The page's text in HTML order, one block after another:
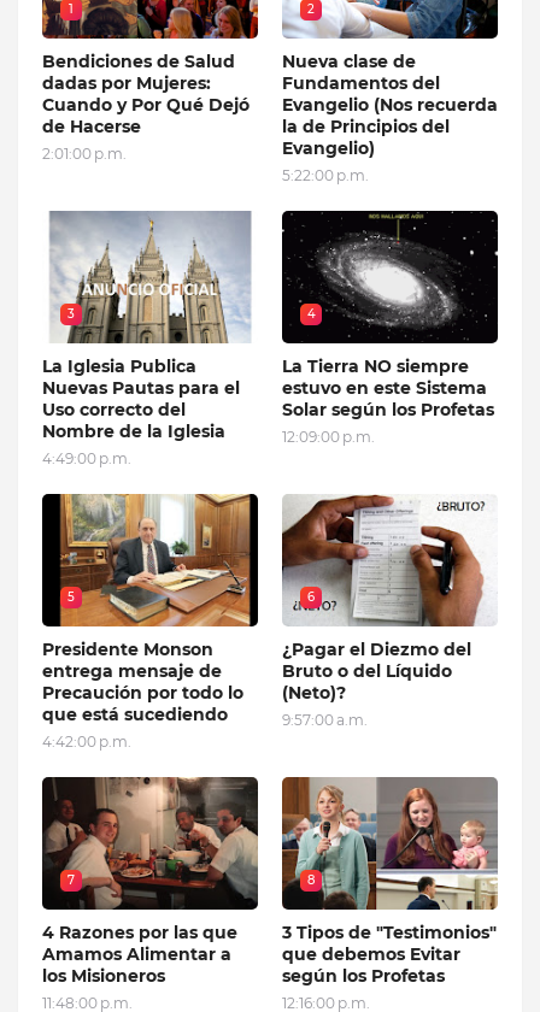
1
Bendiciones de Salud
dadas por Mujeres:
Cuando y Por Qué Dejó
de Hacerse
2:01:00 p.m.
2
Nueva clase de
Fundamentos del
Evangelio (Nos recuerda
la de Principios del
Evangelio)
5:22:00 p.m.
3
La Iglesia Publica
Nuevas Pautas para el
Uso correcto del
Nombre de la Iglesia
4:49:00 p.m.
4
La Tierra NO siempre
estuvo en este Sistema
Solar según los Profetas
12:09:00 p.m.
5
Presidente Monson
entrega mensaje de
Precaución por todo lo
que está sucediendo
4:42:00 p.m.
6
¿Pagar el Diezmo del
Bruto o del Líquido
(Neto)?
9:57:00 a.m.
7
4 Razones por las que
Amamos Alimentar a
los Misioneros
11:48:00 p.m.
8
3 Tipos de "Testimonios"
que debemos Evitar
según los Profetas
12:16:00 p.m.